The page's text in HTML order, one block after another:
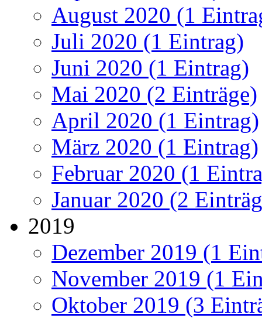
August 2020 (1
Juli 2020 (1 Eintrag)
Juni 2020 (1 Eintrag)
Mai 2020 (2 Einträge)
April 2020 (1 Eintrag)
März 2020 (1 Eintrag)
Februar 2020 (1
Januar 2020 (2
2019
Dezember 2019 (1
November 2019 (1
Oktober 2019 (3